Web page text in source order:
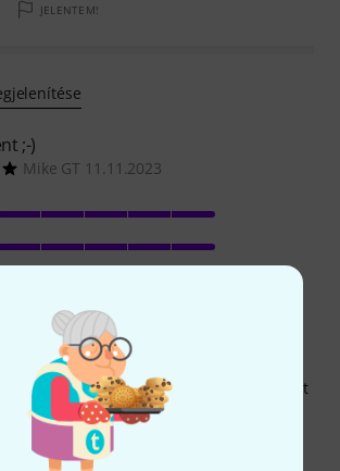
JELENTEM!
;-)
Mike GT 11.11.2023
Lehle Qualität bekommt man einen
der für Generationen gebaut ist.
(oder Keyboard) an drei verschieden
auch "nur" an die beiden Kanäle z.B.
(statt Patchkabel) - das Teil ermöglicht
kann sogar als Effektloop verwendet